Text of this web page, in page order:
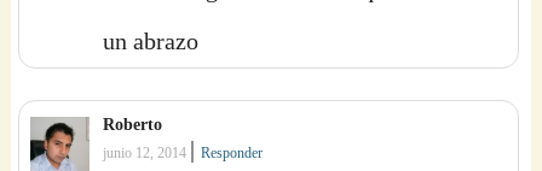
un abrazo
Roberto
junio 12, 2014 |Responder